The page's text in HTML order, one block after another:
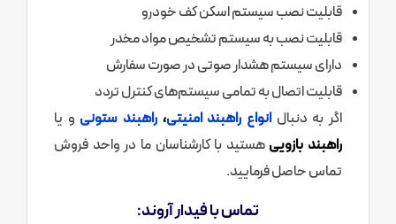
قابلیت نصب سیستم اسکن کف خودرو
قابلیت نصب به سیستم تشخیص مواد مخدر
دارای سیستم هشدار صوتی در صورت سفارش
قابلیت اتصال به تمامی سیستم‌های کنترل تردد
اگر به دنبالانواع راهبند امنیتی، راهبند ستونی و یا
راهبند بازویی هستید با کارشناسان ما در واحد فروش
تماس حاصل فرمایید.
تماس با فیدار آروند: